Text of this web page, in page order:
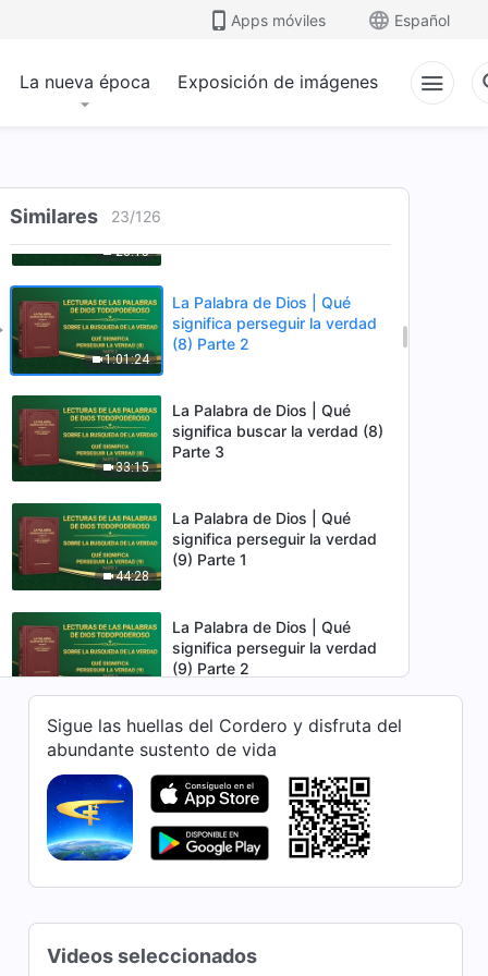
Apps móviles Español
La nueva época Exposición de imágenes
Similares 23/126
(7) Parte 2
La Palabra de Dios | Qué
28:15
La Palabra de Dios | Qué
1:01:24
La Palabra de Dios | Qué
significa perseguir la verdad
(8) Parte 2
33:15
La Palabra de Dios | Qué
significa buscar la verdad (8)
Parte 3
44:28
La Palabra de Dios | Qué
significa perseguir la verdad
(9) Parte 1
La Palabra de Dios | Qué
significa perseguir la verdad
(9) Parte 2
1:09:12
La Palabra de Dios | Qué
significa perseguir la verdad
(9) Parte 3
La Palabra de Dios | Qué
significa perseguir la verdad
(10) Parte 1
La Palabra de Dios | Qué
Sigue las huellas del Cordero y disfruta del
abundante sustento de vida
Videos seleccionados